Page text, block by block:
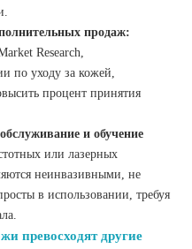
продаж:
Research,
по уходу за кожей,
процент принятия
и обучение
или лазерных
неинвазивными, не
в использовании, требуя
превосходят другие